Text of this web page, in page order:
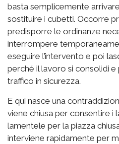
basta semplicemente
sostituire i cubetti. Occorre
predisporre le ordinanze
interrompere
eseguire l’intervento e poi
perché il lavoro si consolidi
traffico in sicurezza.
E qui nasce una
viene chiusa per consentire i
lamentele per la piazza
interviene rapidamente per